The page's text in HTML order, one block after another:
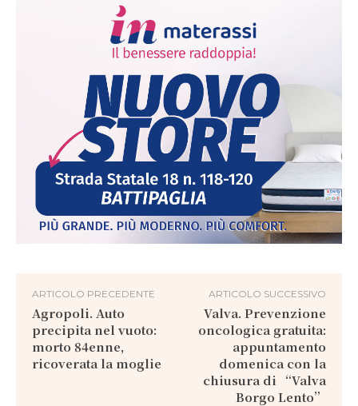
ARTICOLO PRECEDENTE
Agropoli. Auto
precipita nel vuoto:
morto 84enne,
ricoverata la moglie
ARTICOLO SUCCESSIVO
Valva. Prevenzione
oncologica gratuita:
appuntamento
domenica con la
chiusura di “Valva
Borgo Lento”